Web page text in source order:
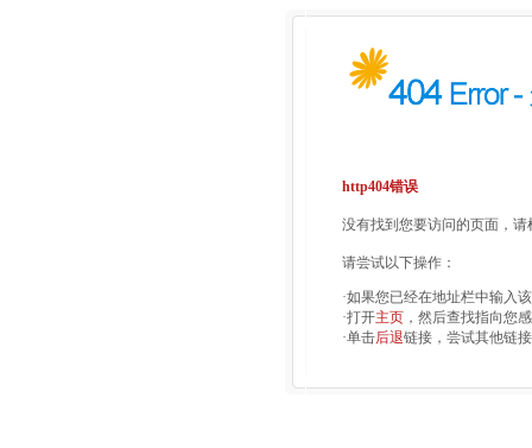
http404错误
没有找到您要访问的页面，
请尝试以下操作：
·如果您已经在地址栏中输入
·打开主页 ，然后查找指向您
·单击后退链接，尝试其他链